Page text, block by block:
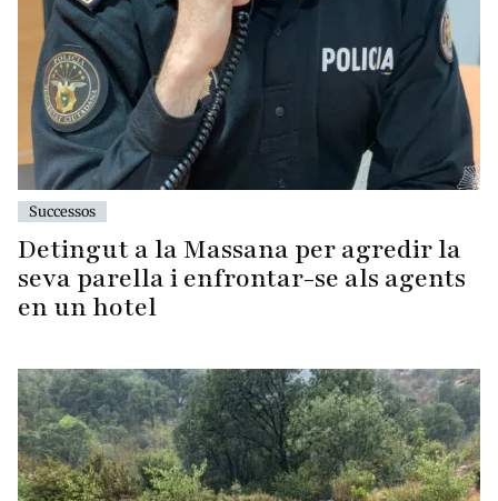
Successos
Detingut a la Massana per agredir la
seva parella i enfrontar-se als agents
en un hotel